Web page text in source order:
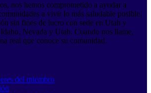
nos hemos comprometido a ayudar a
a vivir lo más saludable posible.
sin fines de lucro con sede en Utah y
Nevada y Utah. Cuando nos llame,
real que conoce su comunidad.
del miembro